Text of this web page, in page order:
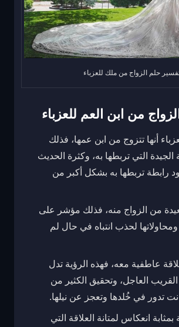
حلم الزواج من ملك للعزباء
من ابن العم للعزباء
أنها تتزوج من ابن عمها، فذلك
الجيدة التي تربطها به، وكثرة الحديث
رابطة تربطها به بشكل أكبر من
من الزواج منه، فذلك مؤشر على
ومحاولاتها لحذب انتباه في حال لم
عاطفية معه، فهذه الرؤية تدل
العاجل، وتحقيق الكثير من
تدور في خُلدها وتعجز عن نيلها.
انعكاس لمتانة العلاقة التي